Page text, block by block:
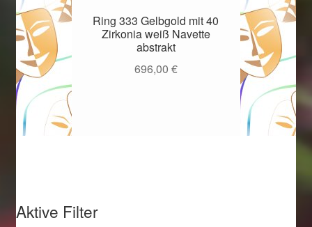
Ring 333 Gelbgold mit 40
Zirkonia weiß Navette
abstrakt
696,00 €
Aktive Filter